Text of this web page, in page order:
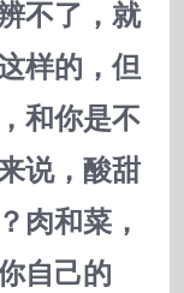
不了，就
样的，但
和你是不
说，酸甜
肉和菜，
自己的